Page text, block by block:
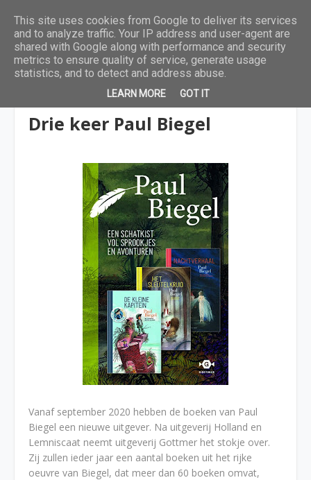
Drie keer Paul Biegel
Vanaf september 2020 hebben de boeken van Paul
Biegel een nieuwe uitgever. Na uitgeverij Holland en
Lemniscaat neemt uitgeverij Gottmer het stokje over.
Zij zullen ieder jaar een aantal boeken uit het rijke
oeuvre van Biegel, dat meer dan 60 boeken omvat,
This site uses cookies from Google to deliver its services
and to analyze traffic. Your IP address and user-agent are
shared with Google along with performance and security
metrics to ensure quality of service, generate usage
statistics, and to detect and address abuse.
LEARN MORE GOT IT